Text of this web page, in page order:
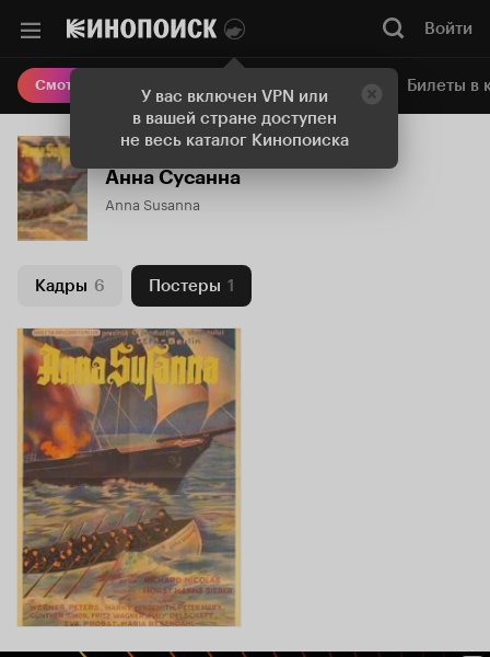
У вас включен VPN или
в вашей стране доступен
не весь каталог Кинопоиска
Войти
Смотреть кино Онлайн-кинотеатр Билеты в
Анна Сусанна
Anna Susanna
Кадры 6 Постеры 1